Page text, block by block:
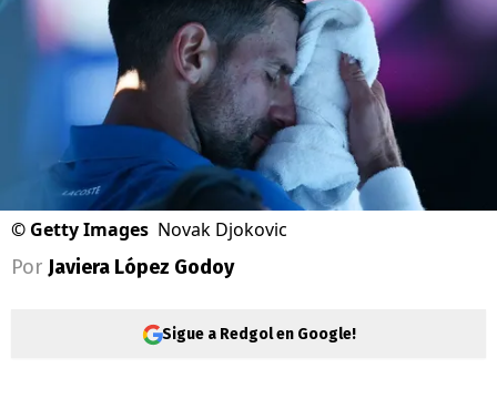
© Getty Images Novak Djokovic
Por Javiera López Godoy
Sigue a Redgol en Google!